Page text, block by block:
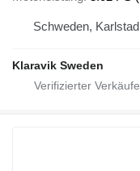
Schweden, Karlstad
Klaravik Sweden